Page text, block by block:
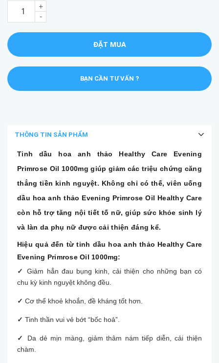
-
+
ĐẶT MUA
BẠN CẦN TƯ VẤN ?
THÔNG TIN SẢN PHẨM
Tinh dầu hoa anh thảo Healthy Care Evening
Primrose Oil 1000mg giúp giảm các triệu chứng căng
thẳng tiền kinh nguyệt. Không chỉ có thế, viên uống
dầu hoa anh thảo Evening Primrose Oil Healthy Care
còn hỗ trợ tăng nội tiết tố nữ, giúp sức khỏe sinh lý
và làn da phụ nữ được cải thiện đáng kể.
Hiệu quả đến từ tinh dầu hoa anh thảo Healthy Care
Evening Primrose Oil 1000mg:
✓
Giảm hẳn đau bụng kinh, cải thiện cho những bạn có
chu kỳ kinh nguyệt không đều.
✓ Cơ thể khoẻ khoắn, đề kháng tốt hơn.
✓ Tinh thần vui vẻ bớt “bốc hoả”.
✓
Da dẻ mịn màng, giảm thâm nám tiếp diễn, cải thiện
chàm.